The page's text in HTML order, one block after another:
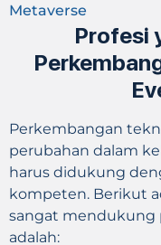
Metaverse
Profesi
Perkembangan
perubahan dalam
harus didukung
kompeten. Berikut
sangat mendukung
adalah: